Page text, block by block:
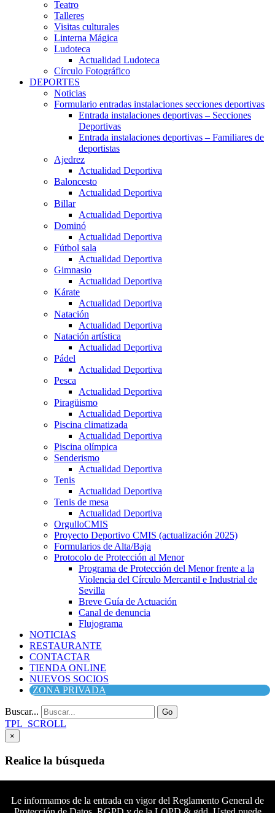
Teatro
Talleres
Visitas culturales
Linterna Mágica
Ludoteca
Actualidad Ludoteca
Círculo Fotográfico
DEPORTES
Noticias
Formulario entradas instalaciones secciones deportivas
Entrada instalaciones deportivas – Secciones
Deportivas
Entrada instalaciones deportivas – Familiares de
deportistas
Ajedrez
Actualidad Deportiva
Baloncesto
Actualidad Deportiva
Billar
Actualidad Deportiva
Dominó
Actualidad Deportiva
Fútbol sala
Actualidad Deportiva
Gimnasio
Actualidad Deportiva
Kárate
Actualidad Deportiva
Natación
Actualidad Deportiva
Natación artística
Actualidad Deportiva
Pádel
Actualidad Deportiva
Pesca
Actualidad Deportiva
Piragüismo
Actualidad Deportiva
Piscina climatizada
Actualidad Deportiva
Piscina olímpica
Senderismo
Actualidad Deportiva
Tenis
Actualidad Deportiva
Tenis de mesa
Actualidad Deportiva
OrgulloCMIS
Proyecto Deportivo CMIS (actualización 2025)
Formularios de Alta/Baja
Protocolo de Protección al Menor
Programa de Protección del Menor frente a la
Violencia del Círculo Mercantil e Industrial de
Sevilla
Breve Guía de Actuación
Canal de denuncia
Flujograma
NOTICIAS
RESTAURANTE
CONTACTAR
TIENDA ONLINE
NUEVOS SOCIOS
ZONA PRIVADA
Buscar... Go
TPL_SCROLL
×
Realice la búsqueda
Buscar
Le informamos de la entrada en vigor del Reglamento General de